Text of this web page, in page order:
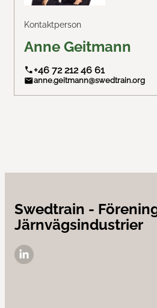
Om oss
Fokusgrupper
Kontakta oss
Kontaktperson
Anne Geitmann
+46 72 212 46 61
anne.geitmann@swedtrain.org
Swedtrain -
Järnvägsindustrier